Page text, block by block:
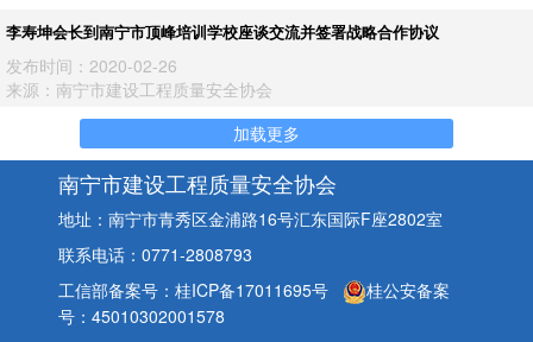
李寿坤会长到南宁市顶峰培训学校座谈交流并签署战略合作协议
发布时间：2020-02-26
来源：南宁市建设工程质量安全协会
加载更多
南宁市建设工程质量安全协会
地址：南宁市青秀区金浦路16号汇东国际F座2802室
联系电话：0771-2808793
工信部备案号：桂ICP备17011695号
桂公安备案
号：45010302001578